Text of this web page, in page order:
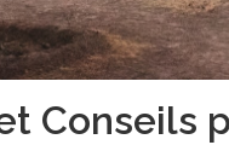
Conseils